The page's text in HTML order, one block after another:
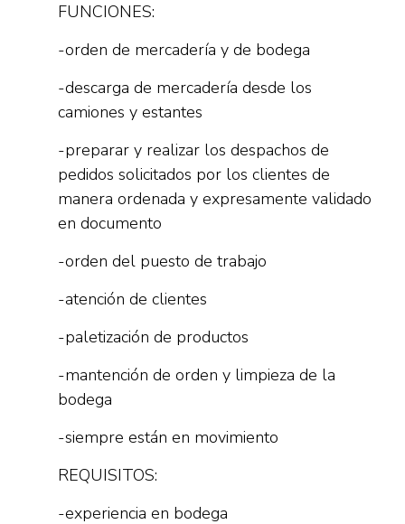
FUNCIONES:
-orden de mercadería y de bodega
-descarga de mercadería desde los
camiones y estantes
-preparar y realizar los despachos de
pedidos solicitados por los clientes de
manera ordenada y expresamente validado
en documento
-orden del puesto de trabajo
-atención de clientes
-paletización de productos
-mantención de orden y limpieza de la
bodega
-siempre están en movimiento
REQUISITOS:
-experiencia en bodega